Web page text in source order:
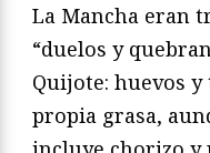
La Mancha eran
“duelos y
Quijote: huevos
propia grasa,